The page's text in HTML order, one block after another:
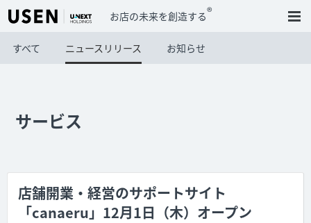
お店の未来を創造する®
すべて ニュースリリース お知らせ
サービス
店舗開業・経営のサポートサイト
「canaeru」12月1日（木）オープン